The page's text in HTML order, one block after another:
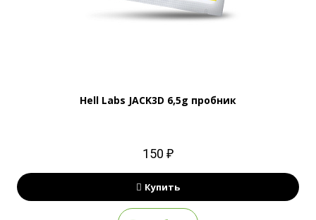
Hell Labs JACK3D 6,5g пробник
150 ₽
Купить